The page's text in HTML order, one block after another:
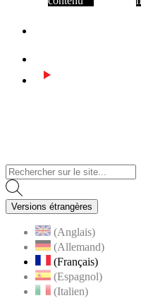
Versions étrangères
(Anglais)
(Allemand)
(Français)
(Espagnol)
(Italien)